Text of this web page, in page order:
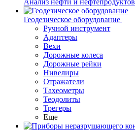
Анализ нефти и нефтепродуктов
Геодезическое оборудование
Ручной инструмент
Адаптеры
Вехи
Дорожные колеса
Дорожные рейки
Нивелиры
Отражатели
Тахеометры
Теодолиты
Трегеры
Еще